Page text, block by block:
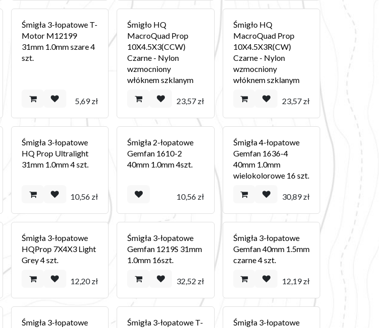
Śmigła 3-łopatowe T-
Motor M12199
31mm 1.0mm szare 4
szt.
5,69zł
Śmigło HQ
MacroQuad Prop
10X4.5X3(CCW)
Czarne - Nylon
wzmocniony
włóknem szklanym
23,57zł
Śmigło HQ
MacroQuad Prop
10X4.5X3R(CW)
Czarne - Nylon
wzmocniony
włóknem szklanym
23,57zł
Śmigła 3-łopatowe
HQ Prop Ultralight
31mm 1.0mm 4 szt.
10,56 zł
Śmigła 2-łopatowe
Gemfan 1610-2
40mm 1.0mm 4szt.
10,56zł
Śmigła 4-łopatowe
Gemfan 1636-4
40mm 1.0mm
wielokolorowe 16 szt.
30,89zł
Śmigła 3-łopatowe
HQProp 7X4X3 Light
Grey 4 szt.
12,20zł
Śmigła 3-łopatowe
Gemfan 1219S 31mm
1.0mm 16szt.
32,52 zł
Śmigła 3-łopatowe
Gemfan 40mm 1.5mm
czarne 4 szt.
12,19zł
Śmigła 3-łopatowe
Śmigła 3-łopatowe T-
Śmigła 3-łopatowe